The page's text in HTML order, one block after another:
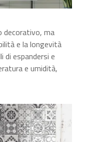
decorativo, ma
e la longevità
di espandersi e
e umidità,